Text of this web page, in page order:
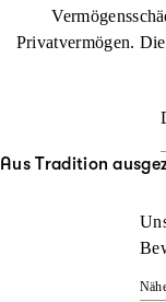
Privatvermögen.
Aus Tradition